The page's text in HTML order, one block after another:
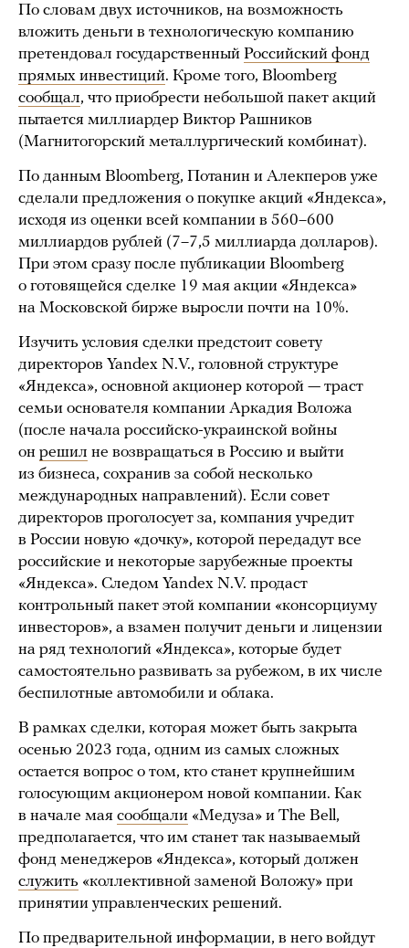
По словам двух источников, на возможность
вложить деньги в технологическую компанию
претендовал государственный Российский фонд
прямых инвестиций. Кроме того, Bloomberg
сообщал, что приобрести небольшой пакет акций
пытается миллиардер Виктор Рашников
(Магнитогорский металлургический комбинат).
По данным Bloomberg, Потанин и Алекперов уже
сделали предложения о покупке акций «Яндекса»,
исходя из оценки всей компании в 560–600
миллиардов рублей (7–7,5 миллиарда долларов).
При этом сразу после публикации Bloomberg
о готовящейся сделке 19 мая акции «Яндекса»
на Московской бирже выросли почти на 10%.
Изучить условия сделки предстоит совету
директоров Yandex N.V., головной структуре
«Яндекса», основной акционер которой — траст
семьи основателя компании Аркадия Воложа
(после начала российско-украинской войны
он решил не возвращаться в Россию и выйти
из бизнеса, сохранив за собой несколько
международных направлений). Если совет
директоров проголосует за, компания учредит
в России новую «дочку», которой передадут все
российские и некоторые зарубежные проекты
«Яндекса». Следом Yandex N.V. продаст
контрольный пакет этой компании «консорциуму
инвесторов», а взамен получит деньги и лицензии
на ряд технологий «Яндекса», которые будет
самостоятельно развивать за рубежом, в их числе
беспилотные автомобили и облака.
В рамках сделки, которая может быть закрыта
осенью 2023 года, одним из самых сложных
остается вопрос о том, кто станет крупнейшим
голосующим акционером новой компании. Как
в начале мая сообщали «Медуза» и The Bell,
предполагается, что им станет так называемый
фонд менеджеров «Яндекса», который должен
служить «коллективной заменой Воложу» при
принятии управленческих решений.
По предварительной информации, в него войдут